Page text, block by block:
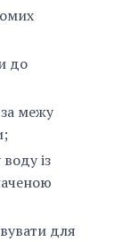
до
межу
із
для